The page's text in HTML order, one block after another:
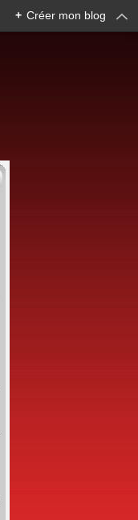
+ Créer mon blog